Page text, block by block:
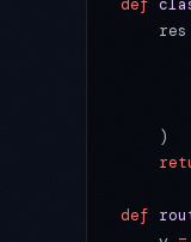
    res
    )
def